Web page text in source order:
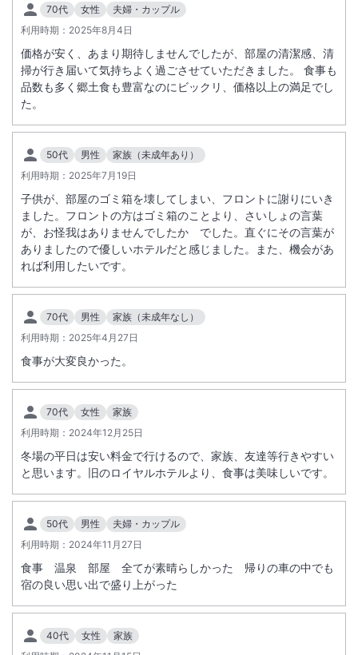
【All-inclusiveに関するご案内】
宿泊料金に夕食、朝食、ラウンジでのドリンクやおつまみ、温泉（or大
浴場）やアクティビティなどが含まれているプランです。※一部のドリ
ンクやアクティビティは有料です。
1. お食事：朝食、夕食共に旬の食材や食文化を活かした、ビュッフェ形
式でご提供。お客様の目の前で仕上げるトリュフソースの香り豊かな
「ロッシーニ風ビーフバーガー」などのお料理をお楽しみください。ま
しております。
2. ザ・ラウンジ【15:00～18:00｜樂遇（らぐ）】ビールや、スパーク
リングワイン、ソフトドリンクを片手にお過ごしいただけます。
【21:00～23:00｜鳥渡（ちょっと）】大人の時間を楽しむバータイ
ム。お好みのお酒とともにおくつろぎください。
3. 【佳趣（かしゅ）】自然・文化・人といったその土地ならではの魅
力やストーリーと出会えるアクティビティです。
総客室数249室
INチェックイン
15:00/ OUT チェックアウト
11:00
大浴場あり
温泉
駐車場あり
サステナビリティへの取り組み
70代 女性
夫婦・カップル
利用時期： 2025年8月4日
価格が安く、あまり期待しませんでしたが、部屋の清潔感、清
掃が行き届いて気持ちよく過ごさせていただきました。 食事も
品数も多く郷土食も豊富なのにビックリ、価格以上の満足でし
た。
50代 男性
家族（未成年あり）
利用時期： 2025年7月19日
子供が、部屋のゴミ箱を壊してしまい、フロントに謝りにいき
ました。フロントの方はゴミ箱のことより、さいしょの言葉
が、お怪我はありませんでしたか でした。直ぐにその言葉が
ありましたので優しいホテルだと感じました。また、機会があ
れば利用したいです。
70代 男性
家族（未成年なし）
利用時期： 2025年4月27日
食事が大変良かった。
70代 女性
家族
利用時期： 2024年12月25日
冬場の平日は安い料金で行けるので、家族、友達等行きやすい
と思います。旧のロイヤルホテルより、食事は美味しいです。
50代 男性
夫婦・カップル
利用時期： 2024年11月27日
食事 温泉 部屋 全てが素晴らしかった 帰りの車の中でも
宿の良い思い出で盛り上がった
40代 女性
家族